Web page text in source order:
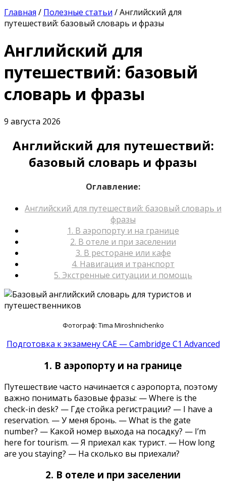
Главная / Полезные статьи /Английский для
путешествий: базовый словарь и фразы
Английский для
путешествий: базовый
словарь и фразы
9 августа 2026
Английский для путешествий:
базовый словарь и фразы
Оглавление:
Английский для путешествий: базовый словарь и
фразы
1. В аэропорту и на границе
2. В отеле и при заселении
3. В ресторане или кафе
4. Навигация и транспорт
5. Экстренные ситуации и помощь
Фотограф: Tima Miroshnichenko
Подготовка к экзамену CAE — Cambridge C1 Advanced
1. В аэропорту и на границе
Путешествие часто начинается с аэропорта, поэтому
важно понимать базовые фразы: — Where is the
check-in desk? — Где стойка регистрации? — I have a
reservation. — У меня бронь. — What is the gate
number? — Какой номер выхода на посадку? — I’m
here for tourism. — Я приехал как турист. — How long
are you staying? — На сколько вы приехали?
2. В отеле и при заселении